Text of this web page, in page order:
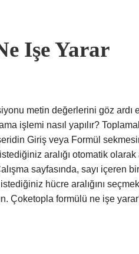
Işe Yarar
metin değerlerini göz ardı
işlemi nasıl yapılır?
Giriş veya Formül
aralığı otomatik
sayfasında, sayı içeren
hücre aralığını
Çoketopla formülü ne işe